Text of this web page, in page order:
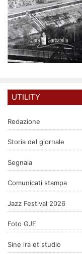
UTILITY
Redazione
Storia del giornale
Segnala
Comunicati stampa
Jazz Festival 2026
Foto GJF
Sine ira et studio